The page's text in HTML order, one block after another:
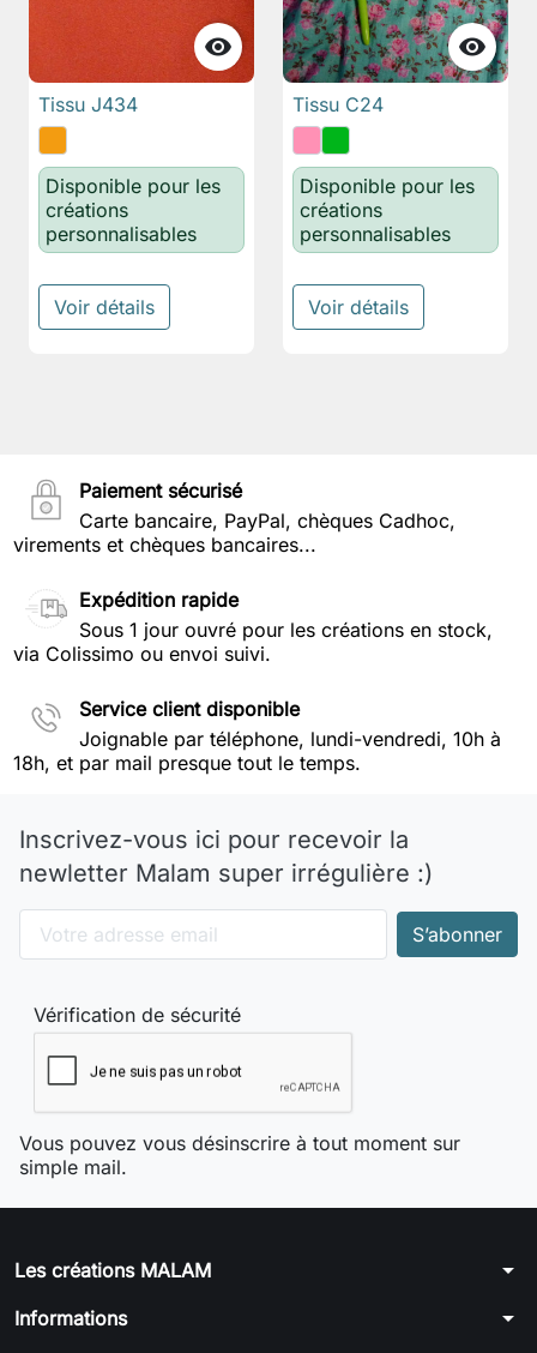

Tissu J434
Disponible pour les
créations
personnalisables
Voir détails

Tissu C24
Disponible pour les
créations
personnalisables
Voir détails
Paiement sécurisé
Carte bancaire, PayPal, chèques Cadhoc,
virements et chèques bancaires...
Expédition rapide
Sous 1 jour ouvré pour les créations en stock,
via Colissimo ou envoi suivi.
Service client disponible
Joignable par téléphone, lundi-vendredi, 10h à
18h, et par mail presque tout le temps.
Inscrivez-vous ici pour recevoir la
newletter Malam super irrégulière :)
Vérification de sécurité
Vous pouvez vous désinscrire à tout moment sur
simple mail.
Les créations MALAM arrow_drop_down
Informations
arrow_drop_down